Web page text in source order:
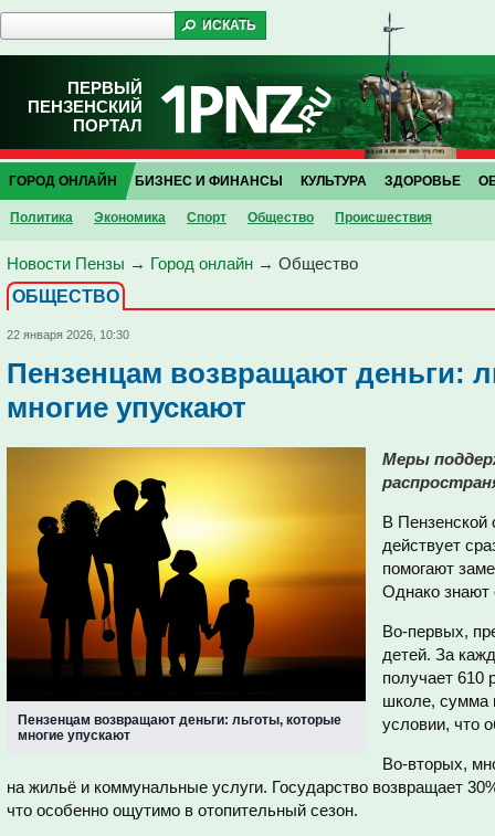
ПЕРВЫЙ
ПЕНЗЕНСКИЙ
ПОРТАЛ
ГОРОД ОНЛАЙН
Политика Экономика Спорт Общество Проиcшествия
БИЗНЕС И ФИНАНСЫ КУЛЬТУРА ЗДОРОВЬЕ
Новости Пензы → Город онлайн → Общество
ОБЩЕСТВО
22 января 2026, 10:30
Пензенцам возвращают деньги:
многие упускают
Пензенцам возвращают деньги: льготы, которые
многие упускают
Меры
В Пензенской
действует
помогают
Однако знают
Во-первых,
детей. За
получает 610
школе, сумма
условии, что
Во-вторых,
на жильё и коммунальные услуги. Государство возвращает
что особенно ощутимо в отопительный сезон.